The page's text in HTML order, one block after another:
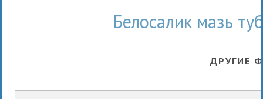
Белосалик мазь
ДРУГИЕ